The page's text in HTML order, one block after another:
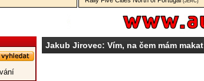
Jakub Jirovec: Vím, na čem mám makat